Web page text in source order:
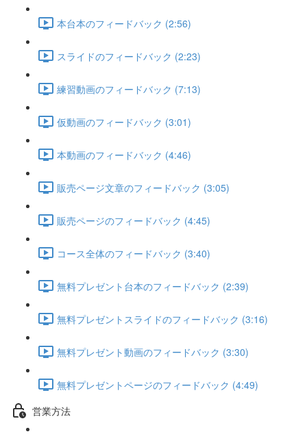
本台本のフィードバック (2:56)
スライドのフィードバック (2:23)
練習動画のフィードバック (7:13)
仮動画のフィードバック (3:01)
本動画のフィードバック (4:46)
販売ページ文章のフィードバック (3:05)
販売ページのフィードバック (4:45)
コース全体のフィードバック (3:40)
無料プレゼント台本のフィードバック (2:39)
無料プレゼントスライドのフィードバック (3:16)
無料プレゼント動画のフィードバック (3:30)
無料プレゼントページのフィードバック (4:49)
営業方法